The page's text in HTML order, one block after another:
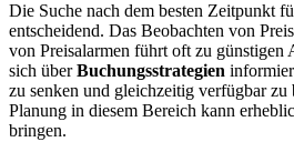
Die Suche nach dem besten Zeitpunkt
entscheidend. Das Beobachten von
von Preisalarmen führt oft zu günstigen
sich überBuchungsstrategien
zu senken und gleichzeitig verfügbar zu
Planung in diesem Bereich kann
bringen.